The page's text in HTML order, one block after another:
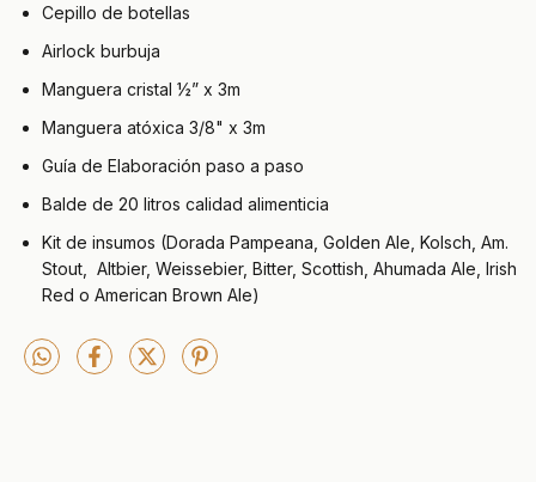
Cepillo de botellas
Airlock burbuja
Manguera cristal ½” x 3m
Manguera atóxica 3/8" x 3m
Guía de Elaboración paso a paso
Balde de 20 litros calidad alimenticia
Kit de insumos (Dorada Pampeana, Golden Ale, Kolsch, Am.
Stout, Altbier, Weissebier, Bitter, Scottish, Ahumada Ale, Irish
Red o American Brown Ale)